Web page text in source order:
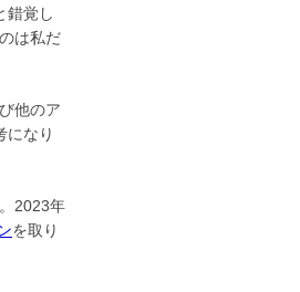
錯覚し
は私だ
他のア
になり
2023年
を取り